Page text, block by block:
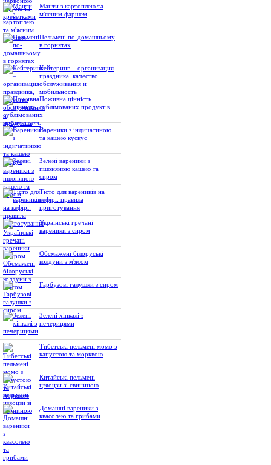
Манти з картоплею та
м'ясним фаршем
Пельмені по-домашньому
в горнятах
Кейтеринг – организация
праздника, качество
обслуживания и
мобильность
Поживна цінність
сублімованих продуктів
Вареники з індичатиною
та кашею кускус
Зелені вареники з
пшоняною кашею та
сиром
Тісто для вареників на
кефірі: правила
приготування
Українські гречані
вареники з сиром
Обсмажені білоруські
колдуни з м'ясом
Гарбузові галушки з сиром
Зелені хінкалі з
печерицями
Тибетські пельмені момо з
капустою та морквою
Китайські пельмені
цзяоцзи зі свининою
Домашні вареники з
квасолею та грибами